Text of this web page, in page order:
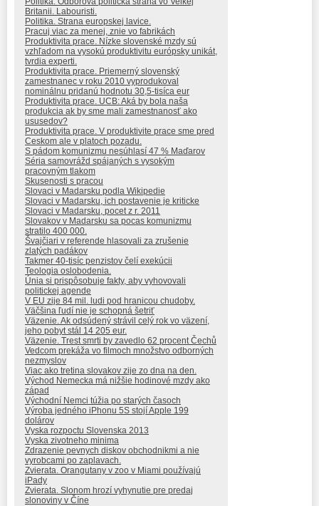
Britanii. Labouristi.
Politika. Strana europskej lavice.
Pracuj viac za menej, znie vo fabrikách
Produktivita prace. Nízke slovenské mzdy sú
vzhľadom na vysokú produktivitu európsky unikát,
tvrdia experti.
Produktivita prace. Priemerný slovenský
zamestnanec v roku 2010 vyprodukoval
nominálnu pridanú hodnotu 30,5-tisíca eur
Produktivita prace. UCB: Aká by bola naša
produkcia ak by sme mali zamestnanosť ako
ususedov?
Produktivita prace. V produktivite prace sme pred
Ceskom ale v platoch pozadu.
S pádom komunizmu nesúhlasí 47 % Maďarov
Séria samovrážd spájaných s vysokým
pracovným tlakom
Skusenosti s pracou
Slovaci v Madarsku podla Wikipedie
Slovaci v Madarsku, ich postavenie je kriticke
Slovaci v Madarsku, pocet z r. 2011
Slovakov v Madarsku sa pocas komunizmu
stratilo 400 000.
Švajčiari v referende hlasovali za zrušenie
zlatých padákov
Takmer 40-tisíc penzistov čelí exekúcii
Teologia oslobodenia.
Únia si prispôsobuje fakty, aby vyhovovali
politickej agende
V EU zije 84 mil. ludi pod hranicou chudoby.
Väčšina ľudí nie je schopná šetriť
Väzenie. Ak odsúdený strávil celý rok vo väzení,
jeho pobyt stál 14 205 eur.
Väzenie. Trest smrti by zavedlo 62 procent Čechů
Vedcom prekáža vo filmoch množstvo odborných
nezmyslov
Viac ako tretina slovakov zije zo dna na den.
Východ Nemecka má nižšie hodinové mzdy ako
západ
Východní Nemci túžia po starých časoch
Výroba jedného iPhonu 5S stojí Apple 199
dolárov
Vyska rozpoctu Slovenska 2013
Vyska zivotneho minima
Zdrazenie pevnych diskov obchodnikmi a nie
vyrobcami po zaplavach.
Zvierata. Orangutany v zoo v Miami používajú
iPady
Zvierata. Slonom hrozí vyhynutie pre predaj
slonoviny v Číne